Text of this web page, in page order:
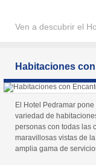
Ven a descubrir el
Habitaciones
El Hotel Pedramar
variedad de
personas con todas las
maravillosas vistas de
amplia gama de